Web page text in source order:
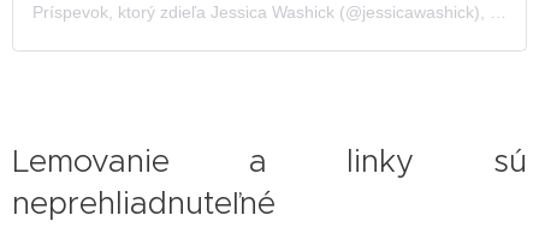
Príspevok, ktorý zdieľa Jessica Washick (@jessicawashick), 17
Lemovanie a linky sú
neprehliadnuteľné